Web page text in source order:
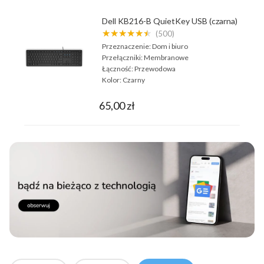
Dell KB216-B QuietKey USB (czarna)
★★★★★★ (500)
Przeznaczenie:Dom i biuro
Przełączniki:Membranowe
Łączność:Przewodowa
Kolor: Czarny
65,00 zł